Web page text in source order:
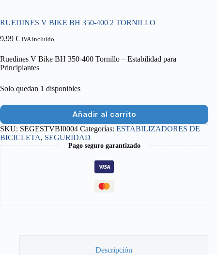
RUEDINES V BIKE BH 350-400 2 TORNILLO
9,99 € IVA incluido
Ruedines V Bike BH 350-400 Tornillo – Estabilidad para
Principiantes
Solo quedan 1 disponibles
Añadir al carrito
SKU: SEGESTVBI0004 Categorías: ESTABILIZADORES DE
BICICLETA, SEGURIDAD
Pago seguro garantizado
Descripción